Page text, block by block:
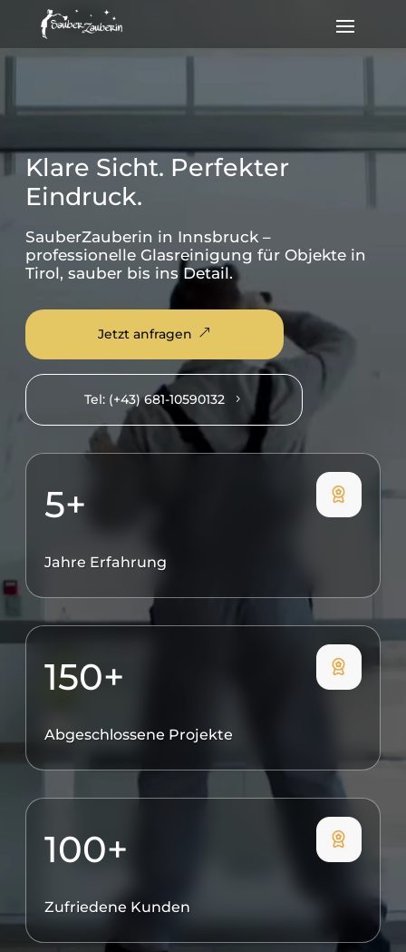
Klare Sicht. Perfekter
Eindruck.
SauberZauberin in Innsbruck –
professionelle Glasreinigung für Objekte in
Tirol, sauber bis ins Detail.
Jetzt anfragen &
Tel: (+43) 681-10590132 5
5+
Jahre Erfahrung
150+
Abgeschlossene Projekte
100+
Zufriedene Kunden